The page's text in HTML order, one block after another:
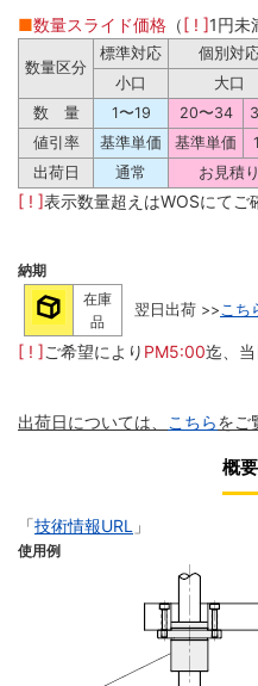
■数量スライド価格 （[ ! ]1円未
数量区分
標準対応
個別対
小口
大口
数 量
1〜19 20〜34
値引率
基準単価 基準単価
出荷日
通常 お見積り
[ ! ]表示数量超えはWOSにてご
納期
在庫
品
翌日出荷 >> こち
[ ! ]ご希望により PM5:00迄、当
出荷日については、 こちらをご
概
「技術情報URL 」
使用例